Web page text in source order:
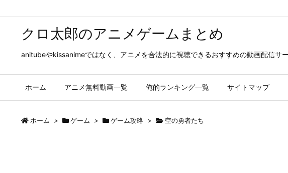
クロ太郎のアニメゲームまとめ
anitubeやkissanimeではなく、アニメを合法的に視聴できるおすすめの動画配信サ
ホーム アニメ無料動画一覧 俺的ランキング一覧 サイトマップ
ホーム > ゲーム > ゲーム攻略 > 空の勇者たち